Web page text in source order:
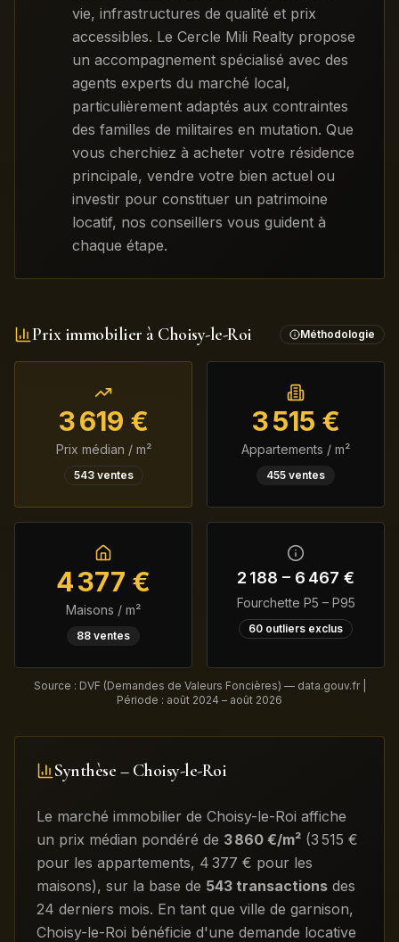
vie, infrastructures de qualité et prix
accessibles. Le Cercle Mili Realty propose
un accompagnement spécialisé avec des
agents experts du marché local,
particulièrement adaptés aux contraintes
des familles de militaires en mutation. Que
vous cherchiez à acheter votre résidence
principale, vendre votre bien actuel ou
investir pour constituer un patrimoine
locatif, nos conseillers vous guident à
chaque étape.
Prix immobilier à Choisy-le-Roi Méthodologie
3 619 €
Prix médian / m²
543ventes
3 515 €
Appartements / m²
455 ventes
4 377 €
Maisons / m²
88 ventes
2 188 – 6 467 €
Fourchette P5 – P95
60 outliers exclus
Source : DVF (Demandes de Valeurs Foncières) — data.gouv.fr |
Période : août 2024 – août 2026
Synthèse – Choisy-le-Roi
Le marché immobilier de Choisy-le-Roi affiche
un prix médian pondéré de 3 860 €/m² (3 515 €
pour les appartements, 4 377 € pour les
maisons), sur la base de 543 transactions des
24 derniers mois. En tant que ville de garnison,
Choisy-le-Roi bénéficie d'une demande locative